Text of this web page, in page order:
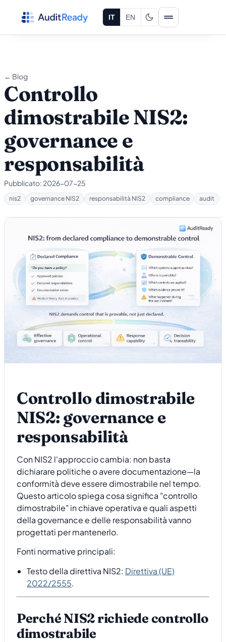
IT EN
← Blog
Controllo
dimostrabile NIS2:
governance e
responsabilità
Pubblicato: 2026-07-25
nis2 governance NIS2 responsabilità NIS2 compliance audit
Controllo dimostrabile
NIS2: governance e
responsabilità
Con NIS2 l'approccio cambia: non basta
dichiarare politiche o avere documentazione—la
conformità deve essere dimostrabile nel tempo.
Questo articolo spiega cosa significa "controllo
dimostrabile" in chiave operativa e quali aspetti
della governance e delle responsabilità vanno
progettati per mantenerlo.
Fonti normative principali:
Testo della direttiva NIS2: Direttiva (UE)
2022/2555.
Perché NIS2 richiede controllo
dimostrabile